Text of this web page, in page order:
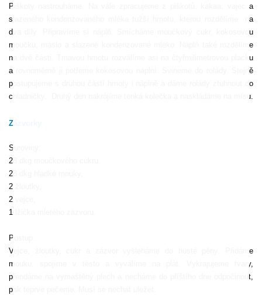
Piškoty nastrouháme. Na vále zpracujeme z piškotů, kakaa, vajec a
slazeného kondenzovaného mléka tužší hmotu, kterou rozdělíme
na
dva díly. Připravíme si náplň. Smícháme moučkový cukr, kokosovou
moučku, máslo a slazené kondenzované mléko. Náplň také rozdělíme
na dvě části. Tmavou hmotu rozválíme asi na čtyřmilimetrovou placku
a rovnoměrně ji potřeme kokosovou náplní. Svineme do rolády. Stejně
postupujeme s druhou částí hmoty i náplně a dáme rolády ztuhnout do
chladničky.
Druhý den nakrájíme tenká kolečka a naskládáme na mísu.
Zázvorky
Suroviny:
28 dkg moučkového cukru,
28 dkg hladké mouky,
2 žloutky,
2 vejce,
1 lžička mletého zázvoru.
Postup:
Vejce, žloutky, cukr a zázvor vyšleháme do husté pěny. Přidáme
mouku, spojíme v těsto a vyválíme na plát. Vykrajujeme tvary,
přendáme na vymaštěný plech a necháme do příštího dne odpočinout,
pak teprve pečeme. Musí se nechat uležet.